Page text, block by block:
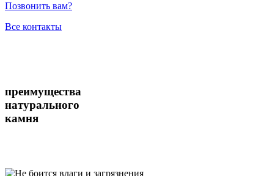
Позвонить вам?
Все контакты
преимущества
натурального
камня